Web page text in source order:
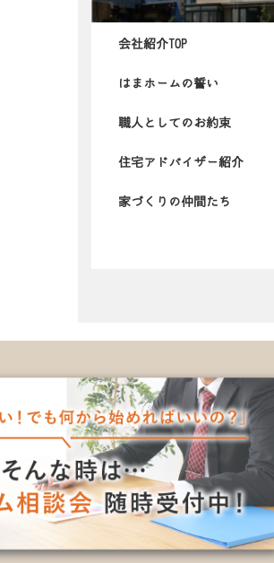
会社紹介TOP
はまホームの誓い
職人としてのお約束
住宅アドバイザー紹介
家づくりの仲間たち